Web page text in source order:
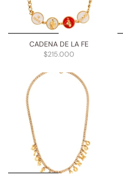
CADENA DE LA FE
$215.000